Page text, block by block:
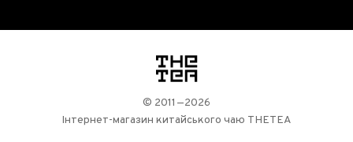
логотип
© 2011—2026
Інтернет-магазин китайського чаю THETEA